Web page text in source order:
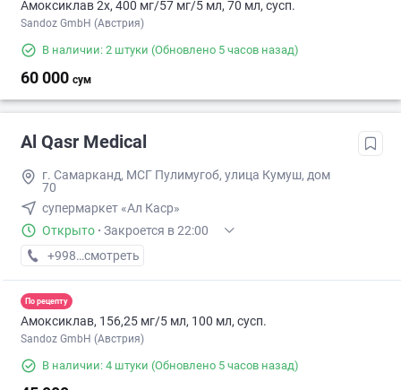
Амоксиклав 2х, 400 мг/57 мг/5 мл, 70 мл, сусп.
Sandoz GmbH (Австрия)
В наличии: 2 штуки (Обновлено 5 часов назад)
60 000 сум
Al Qasr Medical
г. Самарканд, МСГ Пулимугоб, улица Кумуш, дом
70
супермаркет «Ал Каср»
Открыто · Закроется в 22:00
+998 (95) XXX-XX-XX
смотреть
По рецепту
Амоксиклав, 156,25 мг/5 мл, 100 мл, сусп.
Sandoz GmbH (Австрия)
В наличии: 4 штуки (Обновлено 5 часов назад)